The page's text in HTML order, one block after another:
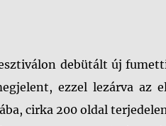
debütált új
ezzel lezárva az
cirka 200 oldal